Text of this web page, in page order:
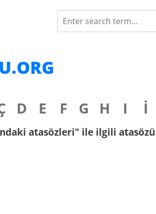
D E F G H I İ
atasözleri" ile ilgili atasözü